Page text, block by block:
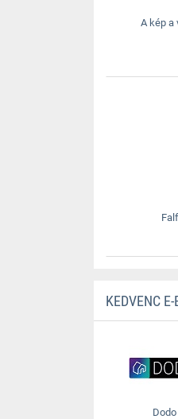
A kép a
KEDVENC E-
Dodo